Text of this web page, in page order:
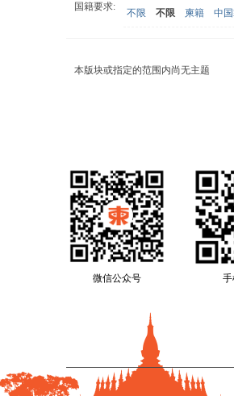
国籍要求:
不限 不限 柬籍 中
本版块或指定的范围内尚无主题
微信公众号 手